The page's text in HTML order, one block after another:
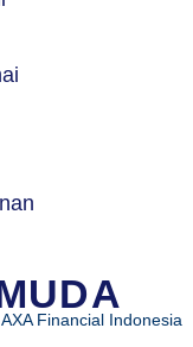
Financial Indonesia